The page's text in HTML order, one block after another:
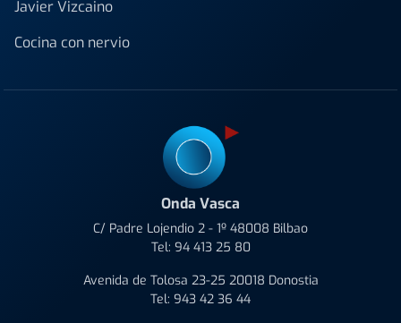
Javier Vizcaino
Cocina con nervio
Onda Vasca
C/ Padre Lojendio 2 - 1º 48008 Bilbao
Tel: 94 413 25 80
Avenida de Tolosa 23-25 20018 Donostia
Tel: 943 42 36 44